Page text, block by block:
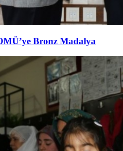
Bronz Madalya